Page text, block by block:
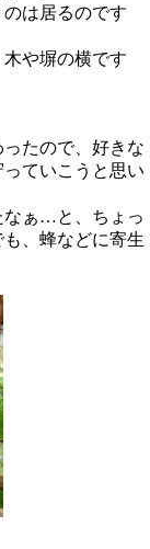
は居るのです
や塀の横です
たので、好きな
ていこうと思い
ぁ…と、ちょっ
、蜂などに寄生